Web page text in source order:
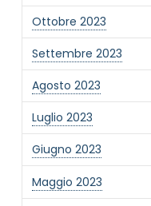
Ottobre 2023
Settembre 2023
Agosto 2023
Luglio 2023
Giugno 2023
Maggio 2023